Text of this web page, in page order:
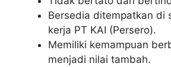
Bersedia ditempatkan di
kerja PT KAI (Persero).
Memiliki kemampuan
menjadi nilai tambah.